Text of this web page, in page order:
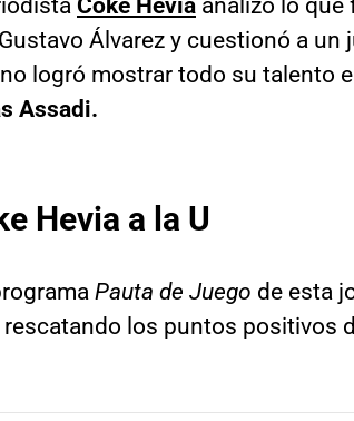
Coke Hevia analizó lo que
Álvarez y cuestionó a un
logró mostrar todo su talento
Assadi.
Hevia a la U
Pauta de Juego de esta
los puntos positivos